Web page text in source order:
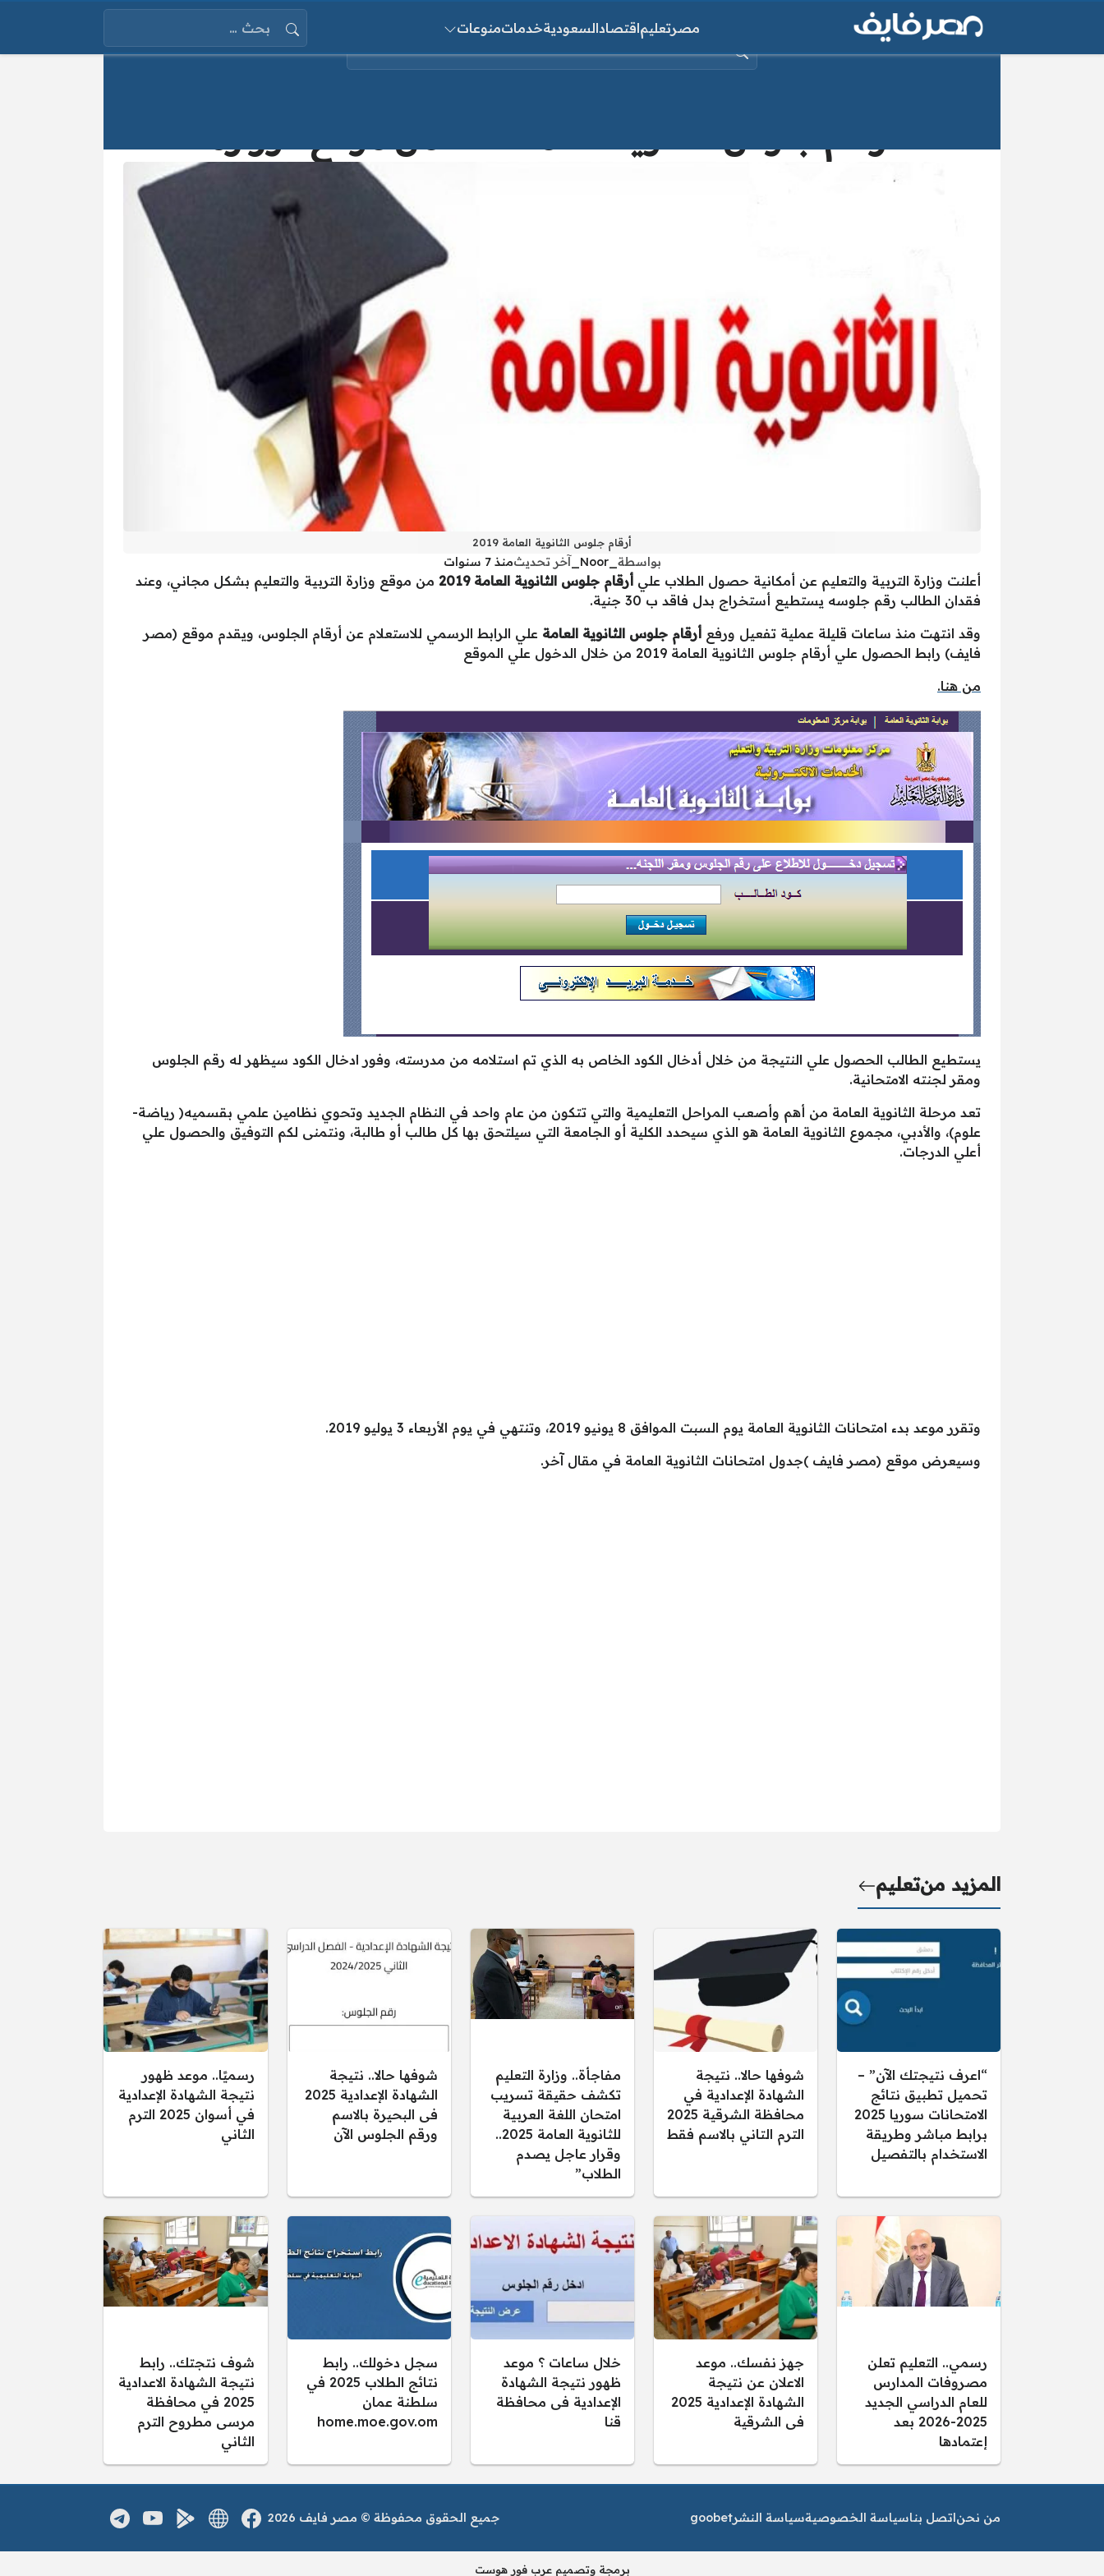
مصرتعليماقتصادالسعوديةخدماتمنوعات
البحث عن:
أرقام جلوس الثانوية العامة 2019
بواسطة _Noor_ آخر تحديثمنذ 7 سنوات
أعلنت وزارة التربية والتعليم عن أمكانية حصول الطلاب علي أرقام جلوس الثانوية العامة 2019
من موقع وزارة التربية والتعليم بشكل مجاني، وعند
فقدان الطالب رقم جلوسه يستطيع أستخراج بدل فاقد ب 30 جنية.
وقد انتهت منذ ساعات قليلة عملية تفعيل ورفع أرقام جلوس الثانوية العامة علي الرابط الرسمي للاستعلام عن أرقام الجلوس، ويقدم موقع (مصر
فايف) رابط الحصول علي أرقام جلوس الثانوية العامة 2019 من خلال الدخول علي الموقع
من هنا.
يستطيع الطالب الحصول علي النتيجة من خلال أدخال الكود الخاص به الذي تم استلامه من مدرسته، وفور ادخال الكود سيظهر له رقم الجلوس
ومقر لجنته الامتحانية.
تعد مرحلة الثانوية العامة من أهم وأصعب المراحل التعليمية والتي تتكون من عام واحد في النظام الجديد وتحوي نظامين علمي بقسميه( رياضة-
علوم)، والأدبي، مجموع الثانوية العامة هو الذي سيحدد الكلية أو الجامعة التي سيلتحق بها كل طالب أو طالبة، ونتمنى لكم التوفيق والحصول علي
أعلي الدرجات.
وتقرر موعد بدء امتحانات الثانوية العامة يوم السبت الموافق 8 يونيو 2019، وتنتهي في يوم الأربعاء 3 يوليو 2019.
وسيعرض موقع (مصر فايف )جدول امتحانات الثانوية العامة في مقال آخر.
المزيد منتعليم
“اعرف نتيجتك الآن” –
تحميل تطبيق نتائج
الامتحانات سوريا 2025
برابط مباشر وطريقة
الاستخدام بالتفصيل
شوفها حالا.. نتيجة
الشهادة الإعدادية في
محافظة الشرقية 2025
الترم التاني بالاسم فقط
مفاجأة.. وزارة التعليم
تكشف حقيقة تسريب
امتحان اللغة العربية
للثانوية العامة 2025..
وقرار عاجل يصدم
الطلاب”
شوفها حالا.. نتيجة
الشهادة الإعدادية 2025
فى البحيرة بالاسم
ورقم الجلوس الآن
رسميًا.. موعد ظهور
نتيجة الشهادة الإعدادية
في أسوان 2025 الترم
الثاني
رسمي.. التعليم تعلن
مصروفات المدارس
للعام الدراسي الجديد
2025-2026 بعد
إعتمادها
جهز نفسك.. موعد
الاعلان عن نتيجة
الشهادة الإعدادية 2025
فى الشرقية
خلال ساعات ؟ موعد
ظهور نتيجة الشهادة
الإعدادية فى محافظة
قنا
سجل دخولك.. رابط
نتائج الطلاب 2025 في
سلطنة عمان
home.moe.gov.om
شوف نتجتك.. رابط
نتيجة الشهادة الاعدادية
2025 في محافظة
مرسى مطروح الترم
الثاني
من نحن اتصل بناسياسة الخصوصيةسياسة النشرgoobet جميع الحقوق محفوظة © مصر فايف 2026
مواقع التواصل فيسبوكالموقع الالكتروني
تطبيق اندرويد
يوتيوبتلغرام
برمجة وتصميم عرب فور هوست